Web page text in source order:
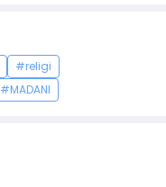
#religi
#MADANI